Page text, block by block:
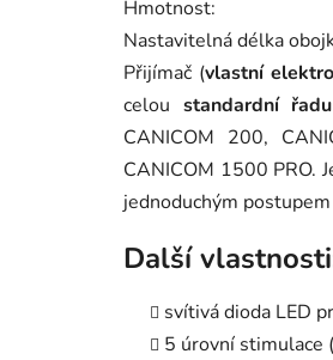
Hmotnost:
Nastavitelná délka
Přijímač (vlastní
celou standardní
CANICOM 200,
CANICOM 1500 PRO.
jednoduchým
Další
svítivá dioda LED
5 úrovní stimulace